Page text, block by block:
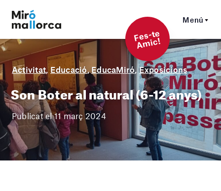
Menú
F
es-t
e
A
mi
c!
Activitat,Educació,EducaMiró,Exposicions
Son Boter al natural (6-12 anys)
Publicat el 11 març 2024